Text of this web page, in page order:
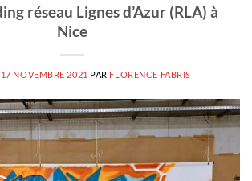
réseau Lignes d’Azur (RLA) à
Nice
17 NOVEMBRE 2021 PAR FLORENCE FABRIS